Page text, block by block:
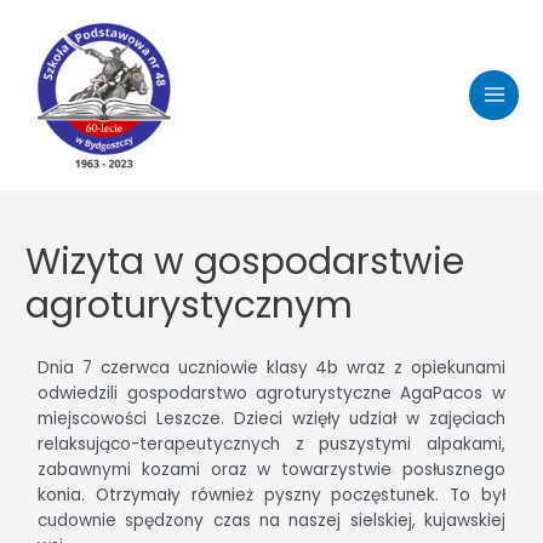
Wizyta w gospodarstwie
agroturystycznym
Dnia 7 czerwca uczniowie klasy 4b wraz z opiekunami
odwiedzili gospodarstwo agroturystyczne AgaPacos w
miejscowości Leszcze. Dzieci wzięły udział w zajęciach
relaksująco-terapeutycznych z puszystymi alpakami,
zabawnymi kozami oraz w towarzystwie posłusznego
konia. Otrzymały również pyszny poczęstunek. To był
cudownie spędzony czas na naszej sielskiej, kujawskiej